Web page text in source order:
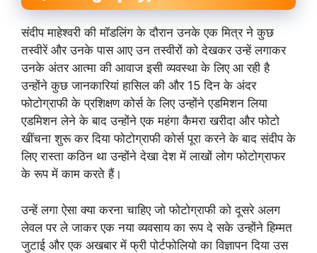
संदीप माहेश्वरी की मॉडलिंग के दौरान उनके एक मित्र ने कुछ
तस्वीरें और उनके पास आए उन तस्वीरों को देखकर उन्हें लगाकर
उनके अंतर आत्मा की आवाज इसी व्यवस्था के लिए आ रही है
उन्होंने कुछ जानकारियां हासिल की और 15 दिन के अंदर
फोटोग्राफी के प्रशिक्षण कोर्स के लिए उन्होंने एडमिशन लिया
एडमिशन लेने के बाद उन्होंने एक महंगा कैमरा खरीदा और फोटो
खींचना शुरू कर दिया फोटोग्राफी कोर्स पूरा करने के बाद संदीप के
लिए रास्ता कठिन था उन्होंने देखा देश में लाखों लोग फोटोग्राफर
के रूप में काम करते हैं।
उन्हें लगा ऐसा क्या करना चाहिए जो फोटोग्राफी को दूसरे अलग
लेवल पर ले जाकर एक नया व्यवसाय का रूप दे सके उन्होंने हिम्मत
जुटाई और एक अखबार में फ्री पोर्टफोलियो का विज्ञापन दिया उस